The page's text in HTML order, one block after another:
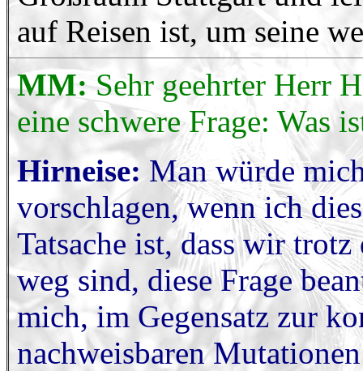
auf Reisen ist, um seine
MM:Sehr geehrter Herr
eine schwere Frage: Was
Hirneise: Man würde
vorschlagen, wenn ich
Tatsache ist, dass wir
weg sind, diese Frage
mich, im Gegensatz zur
nachweisbaren